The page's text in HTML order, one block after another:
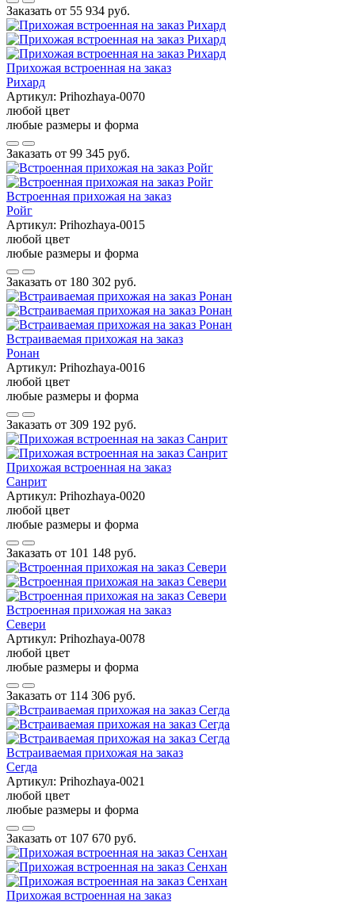
Заказать от 55 934 руб.
Прихожая встроенная на заказ
Рихард
Артикул: Prihozhaya-0070
любой цвет
любые размеры и форма
Заказать от 99 345 руб.
Встроенная прихожая на заказ
Ройг
Артикул: Prihozhaya-0015
любой цвет
любые размеры и форма
Заказать от 180 302 руб.
Встраиваемая прихожая на заказ
Ронан
Артикул: Prihozhaya-0016
любой цвет
любые размеры и форма
Заказать от 309 192 руб.
Прихожая встроенная на заказ
Санрит
Артикул: Prihozhaya-0020
любой цвет
любые размеры и форма
Заказать от 101 148 руб.
Встроенная прихожая на заказ
Севери
Артикул: Prihozhaya-0078
любой цвет
любые размеры и форма
Заказать от 114 306 руб.
Встраиваемая прихожая на заказ
Сегда
Артикул: Prihozhaya-0021
любой цвет
любые размеры и форма
Заказать от 107 670 руб.
Прихожая встроенная на заказ